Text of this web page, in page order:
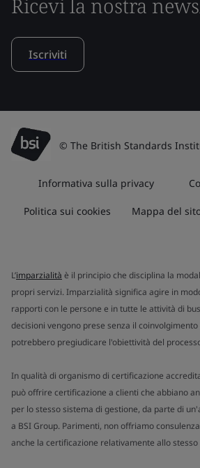
Ricevi la nostra
Iscriviti
© The British Standards
Informativa sulla privacy
Politica sui cookies Mappa del
L’imparzialità è il principio che disciplina la
propri servizi. Imparzialità significa agire in
rapporti con le persone e in tutte le attività di
decisioni vengono prese senza il
potrebbero pregiudicare l'obiettività del
In qualità di organismo di certificazione
può offrire certificazione a clienti che abbiano
per lo stesso sistema di gestione, da parte di
a BSI Group. Parimenti, non offriamo
anche la certificazione relativamente allo